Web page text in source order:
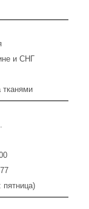
и СНГ
тканями
пятница)